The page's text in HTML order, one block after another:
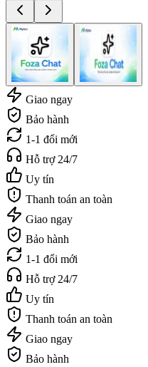
Giao ngay
Bảo hành
1-1 đổi mới
Hỗ trợ 24/7
Uy tín
Thanh toán an toàn
Giao ngay
Bảo hành
1-1 đổi mới
Hỗ trợ 24/7
Uy tín
Thanh toán an toàn
Giao ngay
Bảo hành